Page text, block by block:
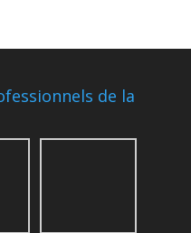
de la